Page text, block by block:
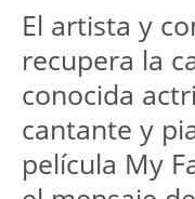
El artista y
recupera la
conocida
cantante y
película My